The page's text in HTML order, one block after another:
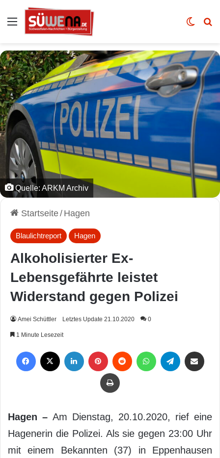
Auswahl Skin
Quelle: ARKM Archiv
Startseite/ Hagen
Blaulichtreport Hagen
Alkoholisierter Ex-
Lebensgefährte leistet
Widerstand gegen Polizei
Amei Schüttler Letztes Update 21.10.2020 0
1 Minute Lesezeit
Drucken
Hagen – Am Dienstag, 20.10.2020, rief eine
Hagenerin die Polizei. Als sie gegen 23:00 Uhr
mit einem Bekannten (37) in Eppenhausen